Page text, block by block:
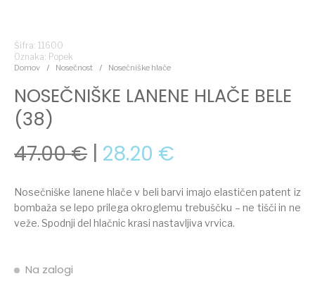
Domov / Nosečnost / Nosečniške hlače
NOSEČNIŠKE LANENE HLAČE BELE
(38)
47.00€ Izvirna cena je bila:
28.20 €
Nosečniške lanene hlače v beli barvi imajo elastičen patent iz
bombaža se lepo prilega okroglemu trebuščku – ne tišči in ne
veže. Spodnji del hlačnic krasi nastavljiva vrvica.
Na zalogi
Šifra: 11600
Oznaka: Popek